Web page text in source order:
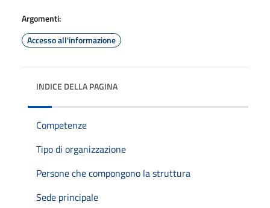
Argomenti:
Accesso all'informazione
INDICE DELLA PAGINA
Competenze
Tipo di organizzazione
Persone che compongono la struttura
Sede principale